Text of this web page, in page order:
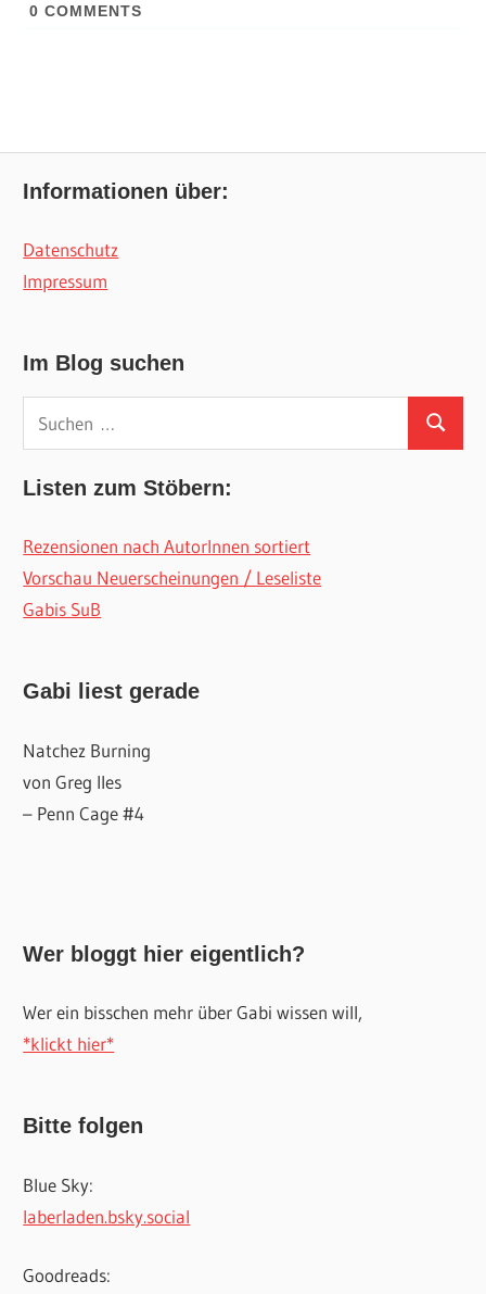
0 COMMENTS
Informationen über:
Datenschutz
Impressum
Im Blog suchen
Suchen
Listen zum Stöbern:
Rezensionen nach AutorInnen sortiert
Vorschau Neuerscheinungen / Leseliste
Gabis SuB
Gabi liest gerade
Natchez Burning
von Greg Iles
– Penn Cage #4
Wer bloggt hier eigentlich?
Wer ein bisschen mehr über Gabi wissen will,
*klickt hier*
Bitte folgen
Blue Sky:
laberladen.bsky.social
Goodreads: